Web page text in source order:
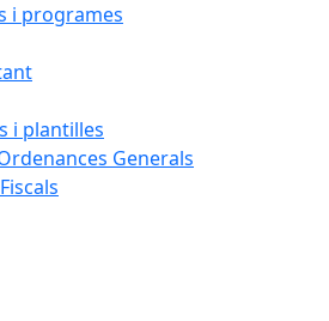
i programes
i plantilles
Generals